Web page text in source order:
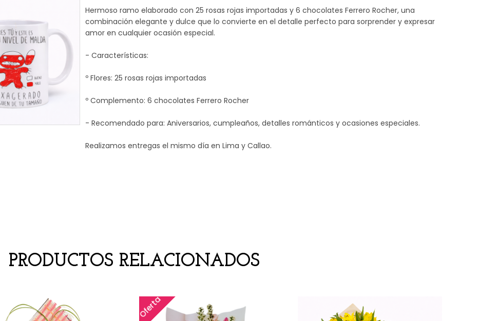
Hermoso ramo elaborado con 25 rosas rojas importadas y 6 chocolates Ferrero Rocher, una
combinación elegante y dulce que lo convierte en el detalle perfecto para sorprender y expresar
amor en cualquier ocasión especial.
- Características:
º Flores: 25 rosas rojas importadas
º Complemento: 6 chocolates Ferrero Rocher
- Recomendado para: Aniversarios, cumpleaños, detalles románticos y ocasiones especiales.
Realizamos entregas el mismo día en Lima y Callao.
PRODUCTOS RELACIONADOS
Oferta